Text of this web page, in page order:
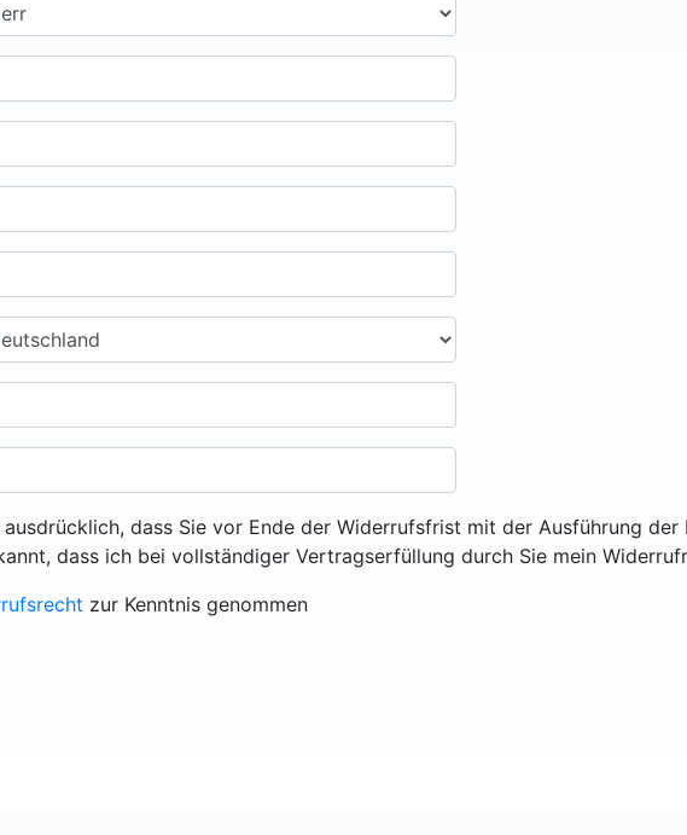
dass Sie vor Ende der Widerrufsfrist mit der Ausführung
dass ich bei vollständiger Vertragserfüllung durch Sie mein
zur Kenntnis genommen